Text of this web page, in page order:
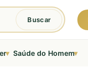
Buscar
▾ Saúde do Homem▾